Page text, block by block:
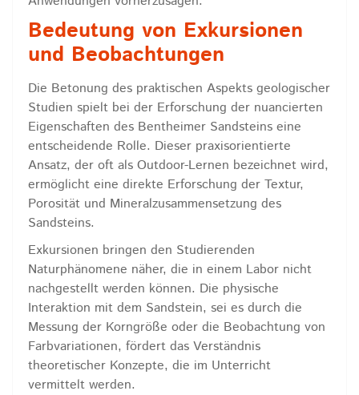
Bedeutung von Exkursionen
und Beobachtungen
Die Betonung des praktischen Aspekts geologischer
Studien spielt bei der Erforschung der nuancierten
Eigenschaften des Bentheimer Sandsteins eine
entscheidende Rolle. Dieser praxisorientierte
Ansatz, der oft als Outdoor-Lernen bezeichnet wird,
ermöglicht eine direkte Erforschung der Textur,
Porosität und Mineralzusammensetzung des
Sandsteins.
Exkursionen bringen den Studierenden
Naturphänomene näher, die in einem Labor nicht
nachgestellt werden können. Die physische
Interaktion mit dem Sandstein, sei es durch die
Messung der Korngröße oder die Beobachtung von
Farbvariationen, fördert das Verständnis
theoretischer Konzepte, die im Unterricht
vermittelt werden.